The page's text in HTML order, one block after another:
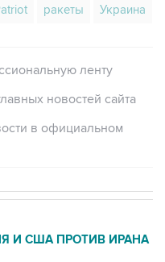
ракеты Украина
ленту
новостей сайта
в официальном
И США ПРОТИВ ИРАНА